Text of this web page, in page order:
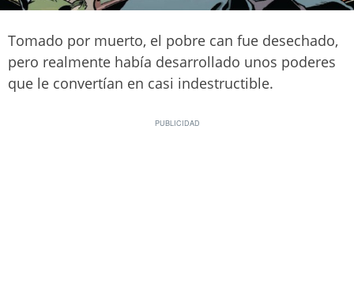
Tomado por muerto, el pobre can fue desechado,
pero realmente había desarrollado unos poderes
que le convertían en casi indestructible.